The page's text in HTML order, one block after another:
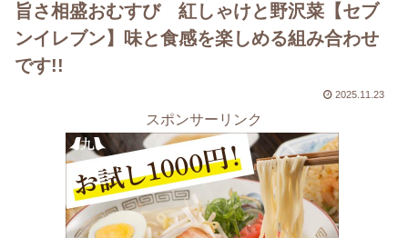
旨さ相盛おむすび 紅しゃけと野沢菜【セブ
ンイレブン】味と食感を楽しめる組み合わせ
です!!
2025.11.23
スポンサーリンク